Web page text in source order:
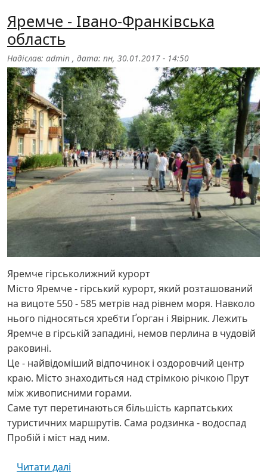
Яремче - Івано-Франківська
область
Надіслав: admin , дата: пн, 30.01.2017 - 14:50
Яремче гірськолижний курорт
Місто Яремче - гірський курорт, який розташований
на вицоте 550 - 585 метрів над рівнем моря. Навколо
нього підносяться хребти Ґорган і Явірник. Лежить
Яремче в гірській западині, немов перлина в чудовій
раковині.
Це - найвідоміший відпочинок і оздоровчий центр
краю. Місто знаходиться над стрімкою річкою Прут
між живописними горами.
Саме тут перетинаються більшість карпатських
туристичних маршрутів. Сама родзинка - водоспад
Пробій і міст над ним.
Читати далі